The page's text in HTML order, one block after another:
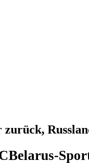
Belarus-